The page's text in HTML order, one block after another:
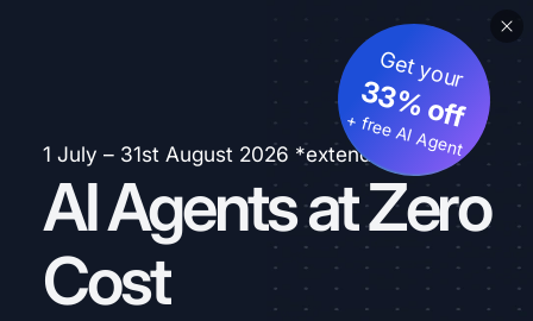
1 July – 31st August 2026 *extended
AI Agents at Zero
Cost
Get your
33% off
+ free AI Agent